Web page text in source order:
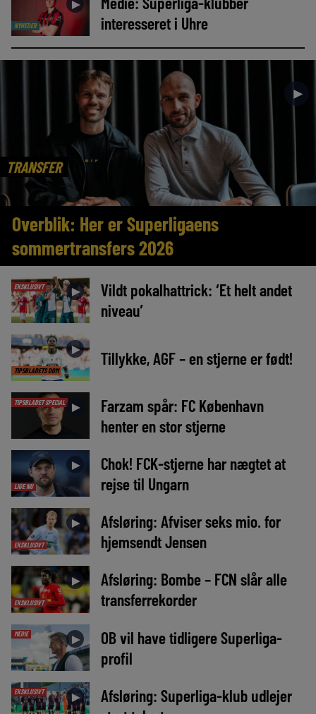
NYHEDER
►
interesseret i Uhre
TRANSFER
►
Overblik: Her er Superligaens
sommertransfers 2026
EKSKLUSIVT ►
Vildt pokalhattrick: ‘Et helt andet
niveau’
TIPSBLADETS DOM
► Tillykke, AGF – en stjerne er født!
TIPSBLADET SPECIAL ►
Farzam spår: FC København
henter en stor stjerne
LIGE NU
►
Chok! FCK-stjerne har nægtet at
rejse til Ungarn
EKSKLUSIVT
►
Afsløring: Afviser seks mio. for
hjemsendt Jensen
EKSKLUSIVT
►
Afsløring: Bombe – FCN slår alle
transferrekorder
MEDIE ►
OB vil have tidligere Superliga-
profil
EKSKLUSIVT ►
Afsløring: Superliga-klub udlejer